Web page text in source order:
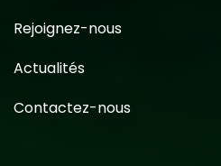
Rejoignez-nous
Actualités
Contactez-nous